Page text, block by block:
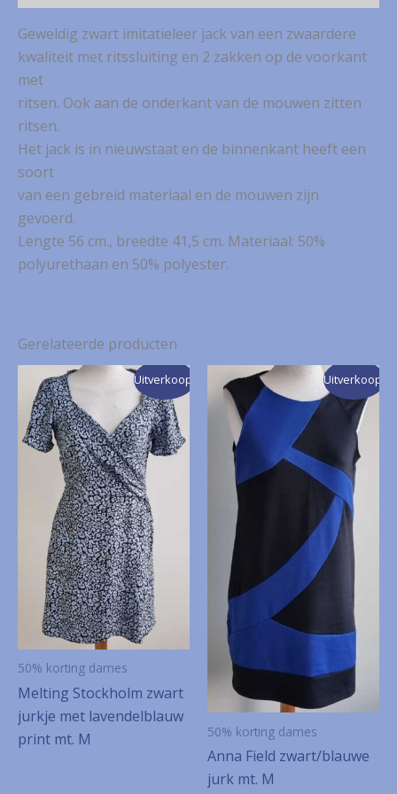
Geweldig zwart imitatieleer jack van een zwaardere
kwaliteit met ritssluiting en 2 zakken op de voorkant
met
ritsen. Ook aan de onderkant van de mouwen zitten
ritsen.
Het jack is in nieuwstaat en de binnenkant heeft een
soort
van een gebreid materiaal en de mouwen zijn
gevoerd.
Lengte 56 cm., breedte 41,5 cm. Materiaal: 50%
polyurethaan en 50% polyester.
Gerelateerde producten
Uitverkoop!
50% korting dames
Melting Stockholm zwart
jurkje met lavendelblauw
print mt. M
Uitverkoop!
50% korting dames
Anna Field zwart/blauwe
jurk mt. M